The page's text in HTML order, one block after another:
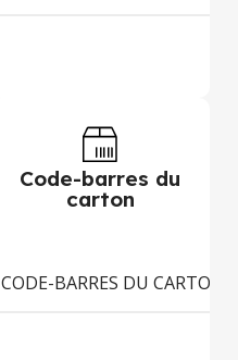
Code-barres du
carton
CODE-BARRES DU CARTON